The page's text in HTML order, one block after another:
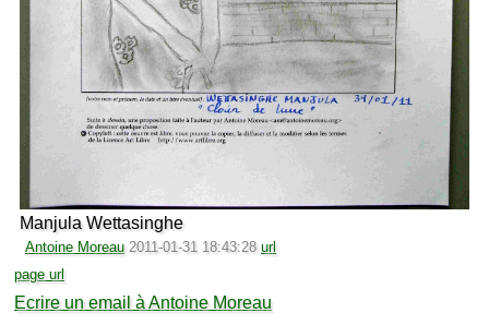
Manjula Wettasinghe
Antoine Moreau 2011-01-31 18:43:28 url
page url
Ecrire un email à Antoine Moreau